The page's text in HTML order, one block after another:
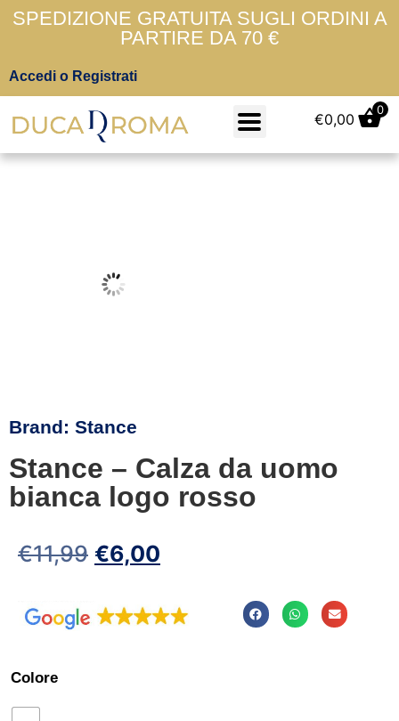
SPEDIZIONE GRATUITA SUGLI ORDINI A
PARTIRE DA 70 €
Accedi o Registrati
€0,00
0
Brand: Stance
Stance – Calza da uomo
bianca logo rosso
€11,99 €6,00
Colore